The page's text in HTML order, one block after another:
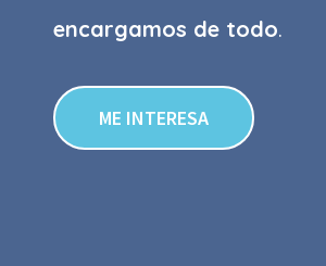
encargamos de todo.
ME INTERESA